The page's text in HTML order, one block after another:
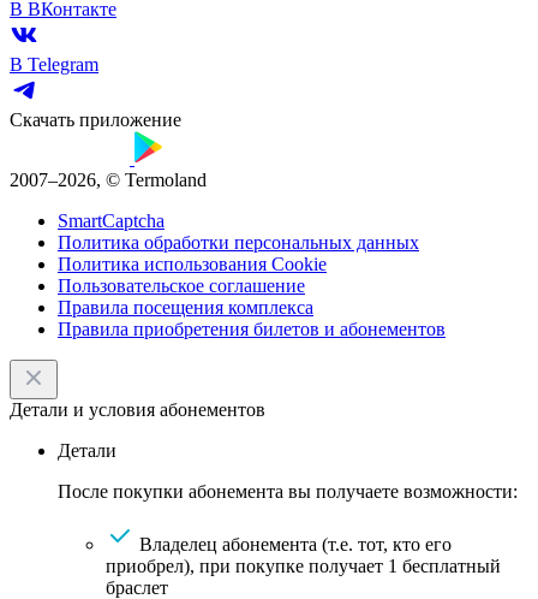
В ВКонтакте
В Telegram
Скачать приложение
2007–2026, © Termoland
SmartCaptcha
Политика обработки персональных данных
Политика использования Cookie
Пользовательское соглашение
Правила посещения комплекса
Правила приобретения билетов и абонементов
Детали и условия абонементов
Детали
После покупки абонемента вы получаете возможности:
Владелец абонемента (т.е. тот, кто его
приобрел), при покупке получает 1 бесплатный
браслет